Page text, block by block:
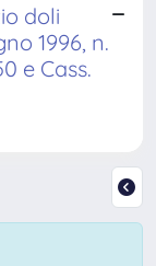
doli
1996, n.
e Cass.